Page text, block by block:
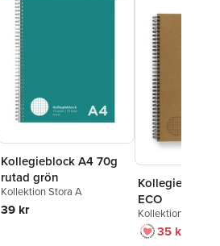
Kollegieblock A4 70g
rutad grön
Kollektion Stora A
39 kr
Kollegieblock
ECO
Kollektion Stora A
35 kr